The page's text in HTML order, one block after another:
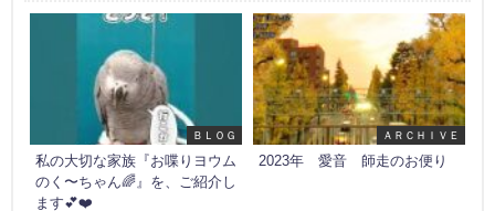
ＢＬＯＧ
私の大切な家族『お喋りヨウム
のく〜ちゃん🌈』を、ご紹介し
ます💕❤️
ＡＲＣＨＩＶＥ
2023年 愛音 師走のお便り